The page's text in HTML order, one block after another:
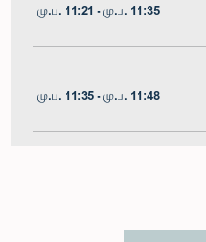
மு.ப. 11:21 - மு.ப. 11:35
மு.ப. 11:35 - மு.ப. 11:48